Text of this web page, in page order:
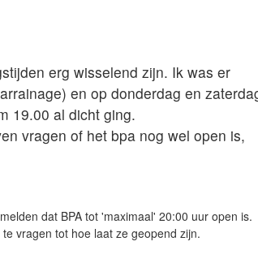
erg wisselend zijn. Ik was er
en op donderdag en
19.00 al dicht ging.
vragen of het bpa nog wel open is,
dat BPA tot 'maximaal' 20:00 uur open is.
vragen tot hoe laat ze geopend zijn.